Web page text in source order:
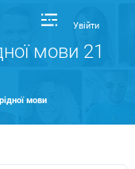
Увійти
мови 21
мови